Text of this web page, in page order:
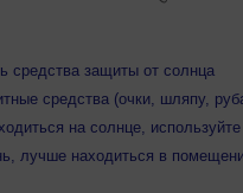
средства защиты от солнца
средства (очки, шляпу,
на солнце,
лучше находиться в